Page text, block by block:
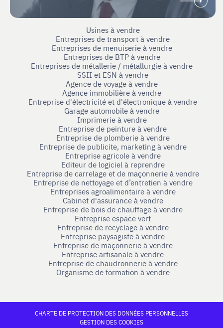
Usines à vendre
Entreprises de transport à vendre
Entreprises de menuiserie à vendre
Entreprises de BTP à vendre
Entreprises de métallerie / métallurgie à vendre
SSII et ESN à vendre
Agence de voyage à vendre
Agence immobilière à vendre
Entreprise d'électricité et d'électronique à vendre
Garage automobile à vendre
Imprimerie à vendre
Entreprise de peinture à vendre
Entreprise de plomberie à vendre
Entreprise de publicite, marketing à vendre
Entreprise agricole à vendre
Editeur de logiciel à reprendre
Entreprise de carrelage et de maçonnerie à vendre
Entreprise de nettoyage et d’entretien à vendre
Entreprises agroalimentaire à vendre
Cabinet d'assurance à vendre
Entreprise de bois de chauffage à vendre
Entreprise espace vert
Entreprise de recyclage à vendre
Entreprise paysagiste à vendre
Entreprise de maçonnerie à vendre
Entreprise artisanale à vendre
Entreprise de chaudronnerie à vendre
Organisme de formation à vendre
CHARTE DE PROTECTION DES DONNÉES PERSONNELLES
GESTION DES COOKIES